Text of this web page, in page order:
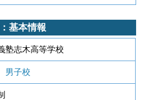
基本情報
塾志木高等学校
男子校